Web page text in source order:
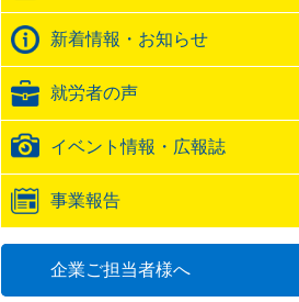
ク
バ
ッ
URL
新着情報・お知らせ
就労者の声
イベント情報・広報誌
事業報告
企業ご担当者様へ